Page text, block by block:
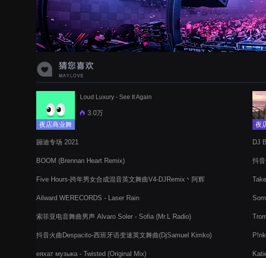
声音啊
夜店商业舞
Loud Luxury - See It Again
3.0万
蹦迪专场 2021
BOOM (Brennan Heart Remix)
Five Hours-跨年男女合成混音英文舞曲V4-DJRemix丶阿辉
Ailward WERECORDS - Laser Rain
索菲亚电音舞曲男声 Alvaro Soler - Sofia (Mr.L Radio)
抖音火曲Despacito-西班牙语变速英文舞曲(DjSamuel Kimko)
еяхат музыка - Twisted (Original Mix)
夜
DJ
抖